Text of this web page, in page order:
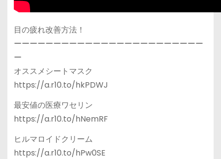
目の疲れ改善方法！
ーーーーーーーーーーーーーーーーーーーーーーーー
ー
オススメシートマスク
https://a.r10.to/hkPDWJ
最安値の医療ワセリン
https://a.r10.to/hNemRF
ヒルマロイドクリーム
https://a.r10.to/hPw0SE